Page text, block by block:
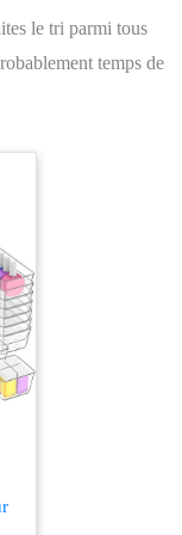
le tri parmi tous
temps de